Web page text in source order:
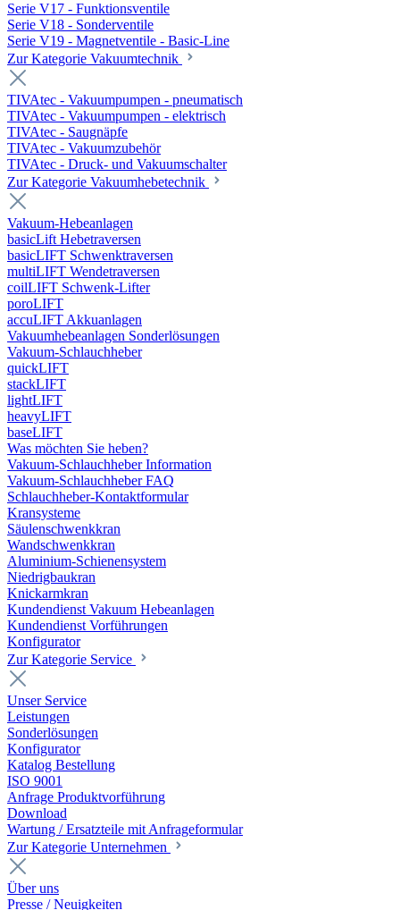
Serie V17 - Funktionsventile
Serie V18 - Sonderventile
Serie V19 - Magnetventile - Basic-Line
Zur Kategorie Vakuumtechnik
TIVAtec - Vakuumpumpen - pneumatisch
TIVAtec - Vakuumpumpen - elektrisch
TIVAtec - Saugnäpfe
TIVAtec - Vakuumzubehör
TIVAtec - Druck- und Vakuumschalter
Zur Kategorie Vakuumhebetechnik
Vakuum-Hebeanlagen
basicLift Hebetraversen
basicLIFT Schwenktraversen
multiLIFT Wendetraversen
coilLIFT Schwenk-Lifter
poroLIFT
accuLIFT Akkuanlagen
Vakuumhebeanlagen Sonderlösungen
Vakuum-Schlauchheber
quickLIFT
stackLIFT
lightLIFT
heavyLIFT
baseLIFT
Was möchten Sie heben?
Vakuum-Schlauchheber Information
Vakuum-Schlauchheber FAQ
Schlauchheber-Kontaktformular
Kransysteme
Säulenschwenkkran
Wandschwenkkran
Aluminium-Schienensystem
Niedrigbaukran
Knickarmkran
Kundendienst Vakuum Hebeanlagen
Kundendienst Vorführungen
Konfigurator
Zur Kategorie Service
Unser Service
Leistungen
Sonderlösungen
Konfigurator
Katalog Bestellung
ISO 9001
Anfrage Produktvorführung
Download
Wartung / Ersatzteile mit Anfrageformular
Zur Kategorie Unternehmen
Über uns
Presse / Neuigkeiten